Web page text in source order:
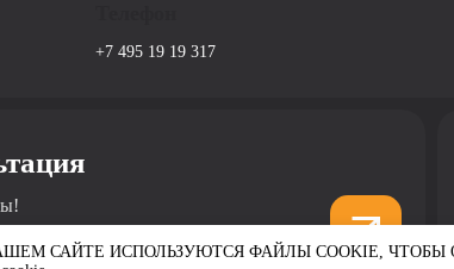
+7 495 19 19 317
САЙТЕ ИСПОЛЬЗУЮТСЯ ФАЙЛЫ COOKIE, ЧТОБЫ